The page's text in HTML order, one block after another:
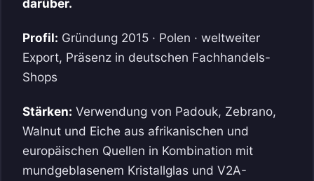
darüber.
Profil: Gründung 2015 · Polen · weltweiter
Export, Präsenz in deutschen Fachhandels-
Shops
Stärken: Verwendung von Padouk, Zebrano,
Walnut und Eiche aus afrikanischen und
europäischen Quellen in Kombination mit
mundgeblasenem Kristallglas und V2A-